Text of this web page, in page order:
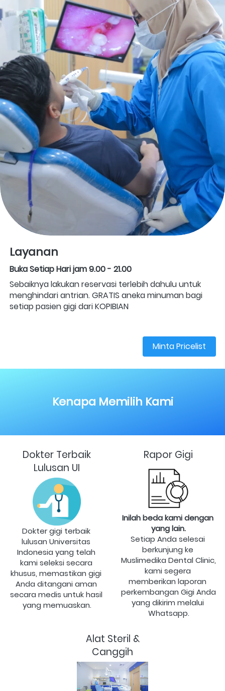
Layanan
Buka Setiap Hari jam 9.00 - 21.00
Sebaiknya lakukan reservasi terlebih dahulu untuk
menghindari antrian. GRATIS aneka minuman bagi
setiap pasien gigi dari KOPIBIAN
`
Minta Pricelist
Kenapa Memilih Kami
Dokter Terbaik
Lulusan UI
Dokter gigi terbaik
lulusan Universitas
Indonesia yang telah
kami seleksi secara
khusus, memastikan gigi
Anda ditangani aman
secara medis untuk hasil
yang memuaskan.
Rapor Gigi
Inilah beda kami dengan
yang lain.
Setiap Anda selesai
berkunjung ke
Muslimedika Dental Clinic,
kami segera
memberikan laporan
perkembangan Gigi Anda
yang dikirim melalui
Whatsapp.
Alat Steril &
Canggih